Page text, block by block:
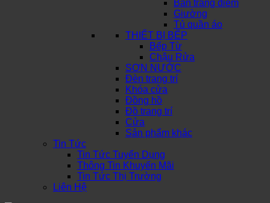
Bàn trang điểm
Giường
Tủ quần áo
THIẾT BỊ BẾP
Bếp Từ
Chậu Rửa
SƠN NƯỚC
Đèn trang trí
Khóa cửa
Đồng hồ
Đồ trang trí
Cửa
Sản phẩm khác
Tin Tức
Tin Tức Tuyển Dụng
Thông Tin Khuyến Mãi
Tin Tức Thị Trường
Liên Hệ